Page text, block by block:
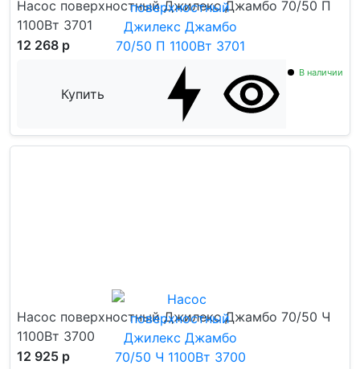
Насос поверхностный Джилекс Джамбо 70/50 П
1100Вт 3701
12 268 р
Купить
В наличии
Насос поверхностный Джилекс Джамбо 70/50 Ч
1100Вт 3700
12 925 р